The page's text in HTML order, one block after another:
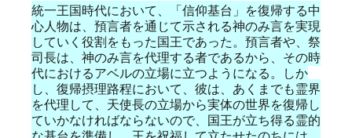
統一王国時代において、「信仰基台」を復帰する中
心人物は、預言者を通じて示される神のみ言を実現
していく役割をもった国王であった。預言者や、祭
司長は、神のみ言を代理する者であるから、その時
代におけるアベルの立場に立つようになる。しか
し、復帰摂理路程において、彼は、あくまでも霊界
を代理して、天使長の立場から実体の世界を復帰し
ていかなければならないので、国王が立ち得る霊的